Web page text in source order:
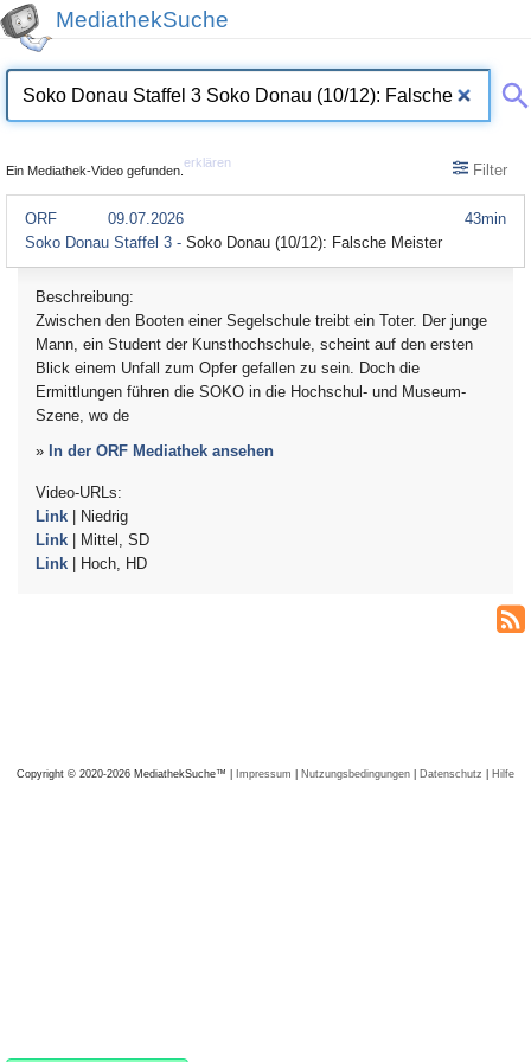
MediathekSuche
Ein Mediathek-Video gefunden.
erklären Filter
43min
ORF
09.07.2026
Soko Donau Staffel 3 - Soko Donau (10/12): Falsche Meister
Beschreibung:
Zwischen den Booten einer Segelschule treibt ein Toter. Der junge
Mann, ein Student der Kunsthochschule, scheint auf den ersten
Blick einem Unfall zum Opfer gefallen zu sein. Doch die
Ermittlungen führen die SOKO in die Hochschul- und Museum-
Szene, wo de
» In der ORF Mediathek ansehen
Video-URLs:
Link | Niedrig
Link | Mittel, SD
Link | Hoch, HD
Copyright © 2020-2026 MediathekSuche™ | Impressum | Nutzungsbedingungen | Datenschutz | Hilfe